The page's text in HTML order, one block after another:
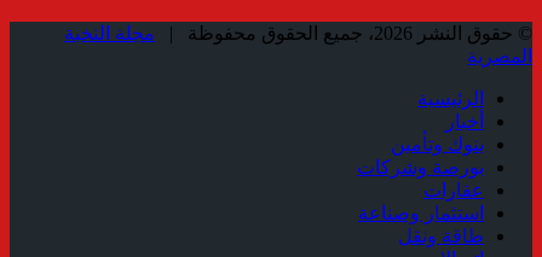
© حقوق النشر 2026، جميع الحقوق محفوظة |
مجلة النخبة
المصرية
الرئيسية
أخبار
بنوك وتأمين
بورصة وشركات
عقارات
استثمار وصناعة
طاقة ونقل